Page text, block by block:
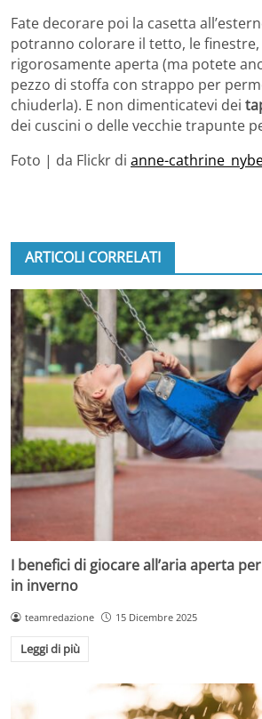
Fate decorare poi la casetta
potranno colorare il tetto, le
rigorosamente aperta (ma potete
pezzo di stoffa con strappo per
chiuderla). E non dimenticatevi dei
dei cuscini o delle vecchie trapunte
Foto | da Flickr di anne-
ARTICOLI CORRELATI
I benefici di giocare all’aria aperta
in inverno
teamredazione 15 Dicembre 2025
Leggi di più